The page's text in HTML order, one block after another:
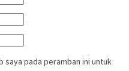
saya pada peramban ini untuk